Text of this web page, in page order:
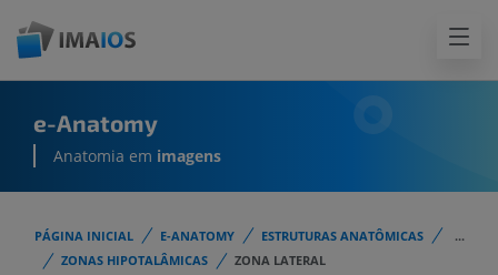
e-Anatomy
Anatomia em imagens
PÁGINA INICIAL E-ANATOMY ESTRUTURAS ANATÔMICAS
...
ZONAS HIPOTALÂMICAS
ZONA LATERAL